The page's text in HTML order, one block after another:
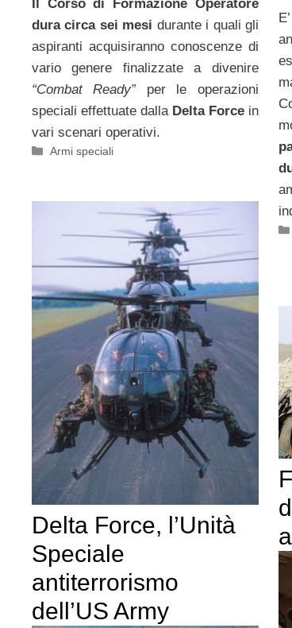
Il Corso di Formazione Operatore
dura circa sei mesi durante i quali gli
aspiranti acquisiranno conoscenze di
vario genere finalizzate a divenire
“Combat Ready”per le operazioni
speciali effettuate dalla Delta Force in
vari scenari operativi.
Categorie
Armi speciali
Delta Force, l’Unità
Speciale
antiterrorismo
dell’US Army